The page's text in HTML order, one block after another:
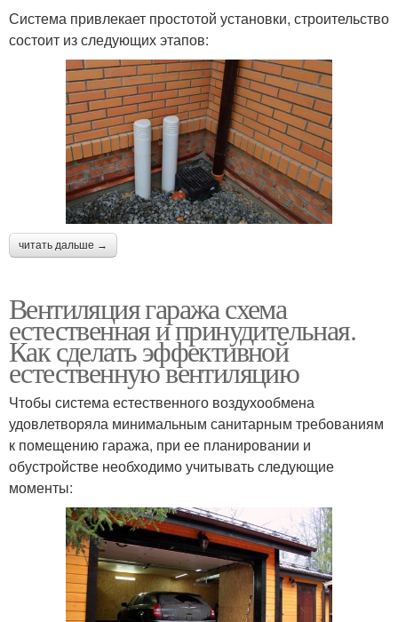
Система привлекает простотой установки, строительство
состоит из следующих этапов:
читать дальше →
Вентиляция гаража схема
естественная и принудительная.
Как сделать эффективной
естественную вентиляцию
Чтобы система естественного воздухообмена
удовлетворяла минимальным санитарным требованиям
к помещению гаража, при ее планировании и
обустройстве необходимо учитывать следующие
моменты: